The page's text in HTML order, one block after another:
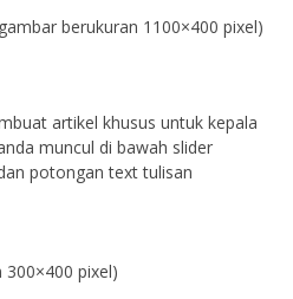
berukuran 1100×400 pixel)
artikel khusus untuk kepala
muncul di bawah slider
potongan text tulisan
pixel)